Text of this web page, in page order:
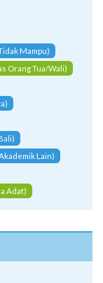
Mampu)
Orang Tua/Wali)
Lain)
Adat)